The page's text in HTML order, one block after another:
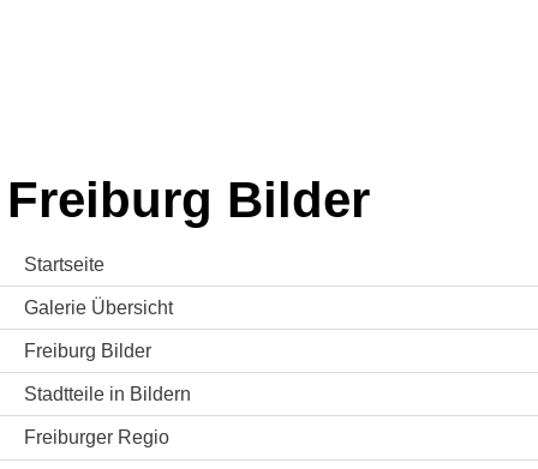
Freiburg Bilder
Startseite
Galerie Übersicht
Freiburg Bilder
Stadtteile in Bildern
Freiburger Regio